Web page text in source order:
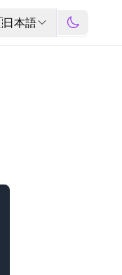
日本語